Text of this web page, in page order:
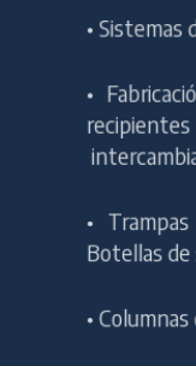
• Sistemas
•
•
Botellas de
•